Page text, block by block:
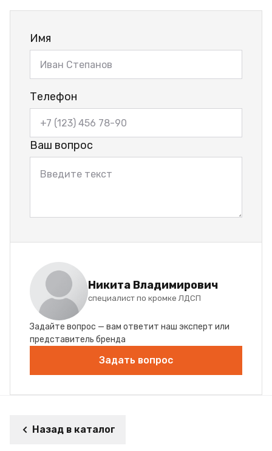
Имя
Телефон
Ваш вопрос
Никита Владимирович
специалист по кромке ЛДСП
Задайте вопрос — вам ответит наш эксперт или
представитель бренда
Задать вопрос
Назад в каталог